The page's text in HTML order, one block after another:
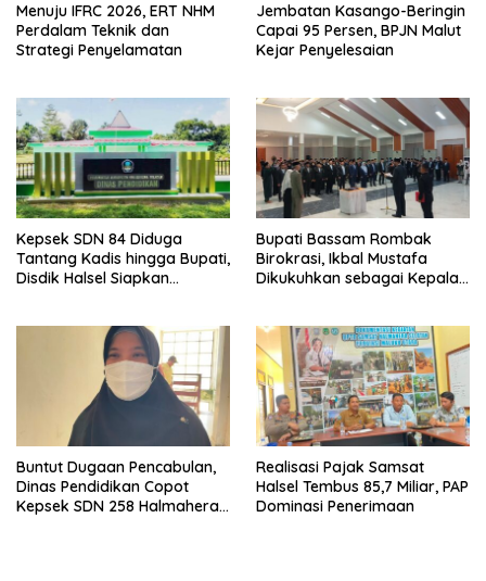
Menuju IFRC 2026, ERT NHM
Perdalam Teknik dan
Strategi Penyelamatan
Jembatan Kasango-Beringin
Capai 95 Persen, BPJN Malut
Kejar Penyelesaian
Kepsek SDN 84 Diduga
Tantang Kadis hingga Bupati,
Disdik Halsel Siapkan
Bupati Bassam Rombak
Birokrasi, Ikbal Mustafa
Dikukuhkan sebagai Kepala
Buntut Dugaan Pencabulan,
Dinas Pendidikan Copot
Kepsek SDN 258 Halmahera
Realisasi Pajak Samsat
Halsel Tembus 85,7 Miliar, PAP
Dominasi Penerimaan